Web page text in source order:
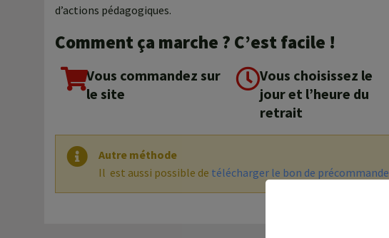
d’actions pédagogiques.
Comment ça marche ? C’est facile !
Vous commandez sur
le site
Vous choisissez le
jour et l’heure du
retrait
Autre méthode
Il est aussi possible de télécharger le bon de précommande